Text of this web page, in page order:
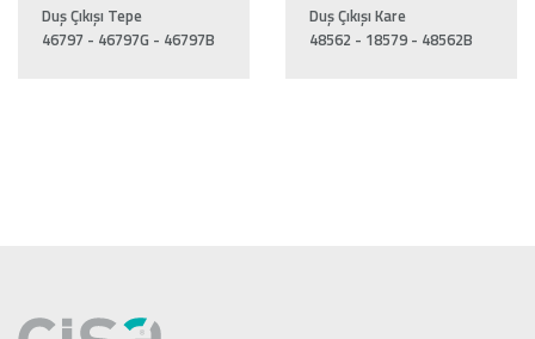
Duş Çıkışı Tepe
46797 - 46797G - 46797B
Duş Çıkışı Kare
48562 - 18579 - 48562B